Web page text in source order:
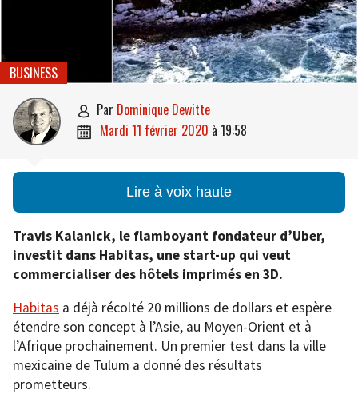
BUSINESS
 par Dominique Dewitte
 mardi 11 février 2020 à 19:58
Lire à voix haute
Travis Kalanick, le flamboyant fondateur d’Uber,
investit dans Habitas, une start-up qui veut
commercialiser des hôtels imprimés en 3D.
Habitas a déjà récolté 20 millions de dollars et espère
étendre son concept à l’Asie, au Moyen-Orient et à
l’Afrique prochainement. Un premier test dans la ville
mexicaine de Tulum a donné des résultats
prometteurs.